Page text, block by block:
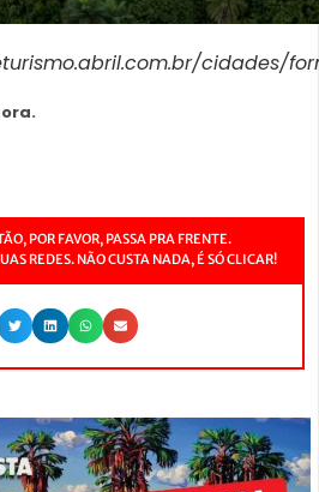
cidades/
POR FAVOR, PASSA PRA FRENTE.
REDES. NÃO CUSTA NADA, É SÓ CLICAR!